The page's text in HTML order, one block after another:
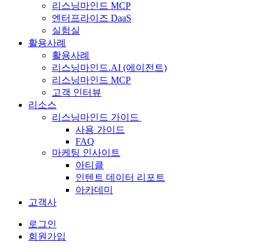
리스닝마인드 MCP
엔터프라이즈 DaaS
실험실
활용사례
활용사례
리스닝마인드.AI (에이전트)
리스닝마인드 MCP
고객 인터뷰
리소스
리스닝마인드 가이드
사용 가이드
FAQ
마케팅 인사이트
아티클
인텐트 데이터 리포트
아카데미
고객사
로그인
회원가입